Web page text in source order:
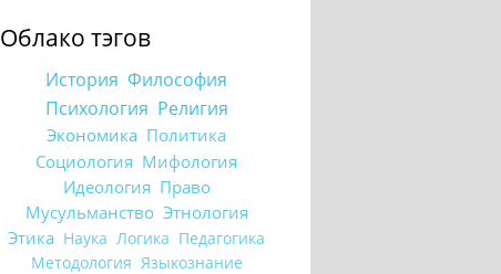
Облако тэгов
История Философия
Психология Религия
Экономика Политика
Социология Мифология
Идеология Право
Мусульманство Этнология
Этика Наука Логика Педагогика
Методология Языкознание